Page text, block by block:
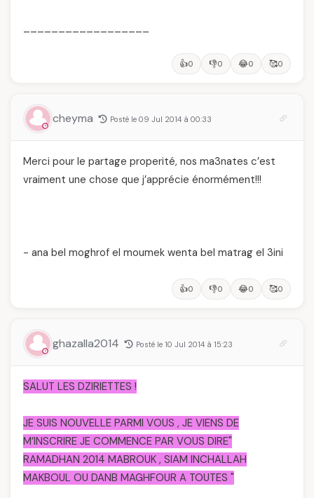
👍0 👎0 😂0 🥰0
cheyma Posté le 09 Jul 2014 à 00:33
Merci pour le partage properité, nos ma3nates c’est
vraiment une chose que j’apprécie énormément!!!
- ana bel moghrof el moumek wenta bel matrag el 3ini
👍0 👎0 😂0 🥰0
ghazalla2014 Posté le 10 Jul 2014 à 15:23
SALUT LES DZIRIETTES !
JE SUIS NOUVELLE PARMI VOUS , JE VIENS DE
M’INSCRIRE JE COMMENCE PAR VOUS DIRE"
RAMADHAN 2014 MABROUK , SIAM INCHALLAH
MAKBOUL OU DANB MAGHFOUR A TOUTES "